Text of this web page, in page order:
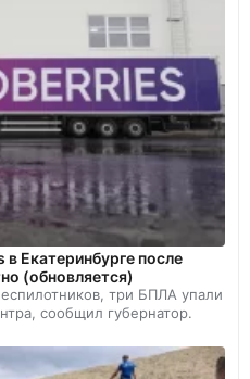
Екатеринбурге после
(обновляется)
три БПЛА упали
сообщил губернатор.